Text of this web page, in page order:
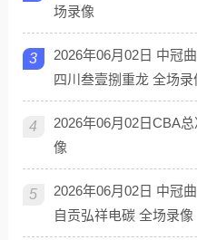
场录像
3
2026年06月02日 中冠
四川叁壹捌重龙 全场录
4
2026年06月02日CBA
像
5
2026年06月02日 中冠
自贡弘祥电碳 全场录像